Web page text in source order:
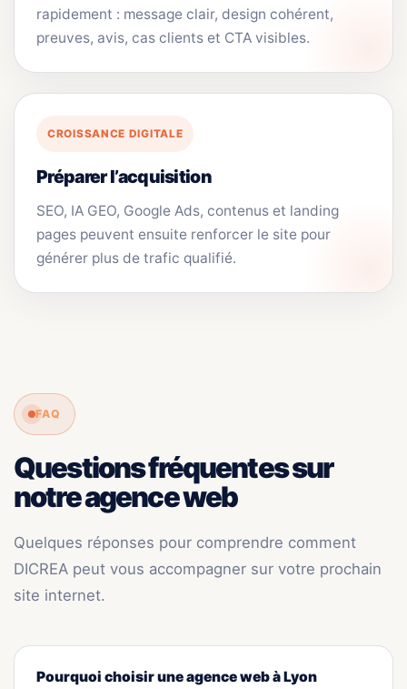
rapidement : message clair, design cohérent,
preuves, avis, cas clients et CTA visibles.
CROISSANCE DIGITALE
Préparer l’acquisition
SEO, IA GEO, Google Ads, contenus et landing
pages peuvent ensuite renforcer le site pour
générer plus de trafic qualifié.
FAQ
Questions fréquentes sur
notre agence web
Quelques réponses pour comprendre comment
DICREA peut vous accompagner sur votre prochain
site internet.
Pourquoi choisir une agence web à Lyon